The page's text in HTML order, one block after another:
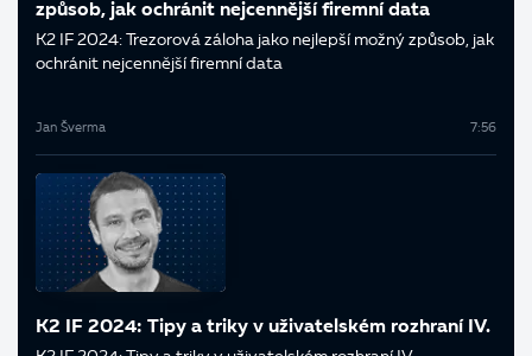
způsob, jak ochránit nejcennější firemní data
K2 IF 2024: Trezorová záloha jako nejlepší možný způsob, jak
ochránit nejcennější firemní data
Jan Šverma 7:56
K2 IF 2024: Tipy a triky v uživatelském rozhraní IV.